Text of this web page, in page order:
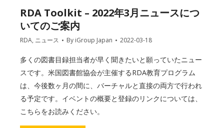
RDA Toolkit – 2022年3月ニュースにつ
いてのご案内
RDA, ニュース By iGroup Japan 2022-03-18
多くの図書目録担当者が早く聞きたいと願っていたニュー
スです。米国図書館協会が主催するRDA教育プログラム
は、今後数ヶ月の間に、バーチャルと直接の両方で行われ
る予定です。イベントの概要と登録のリンクについては、
こちらをお読みください。